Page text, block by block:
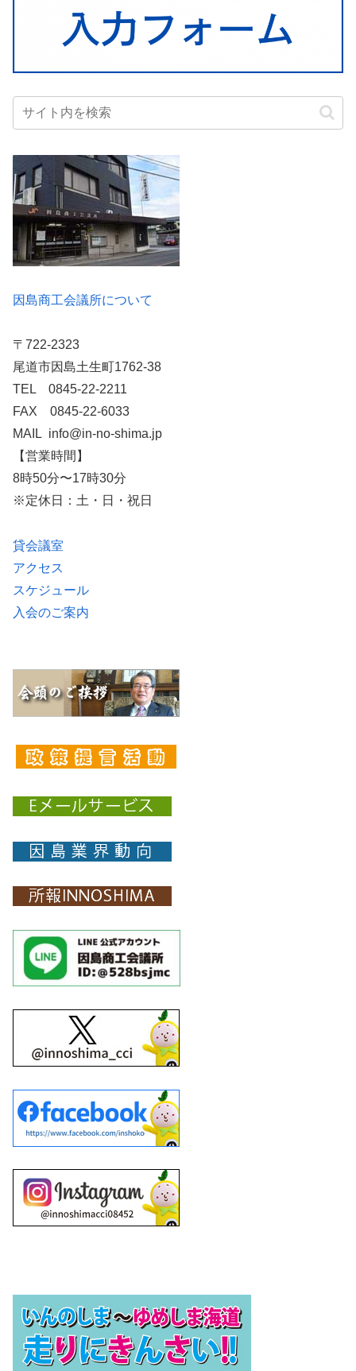
因島商工会議所について
〒722-2323
尾道市因島土生町1762-38
TEL 0845-22-2211
FAX 0845-22-6033
MAIL info@in-no-shima.jp
【営業時間】
8時50分〜17時30分
※定休日：土・日・祝日
貸会議室
アクセス
スケジュール
入会のご案内